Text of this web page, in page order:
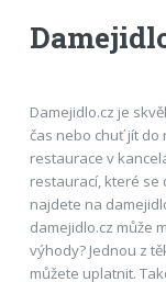
Damejidlo.cz je
čas nebo chuť jít do
restaurace v
restaurací, které
najdete na
damejidlo.cz může
výhody? Jednou z
můžete uplatnit.